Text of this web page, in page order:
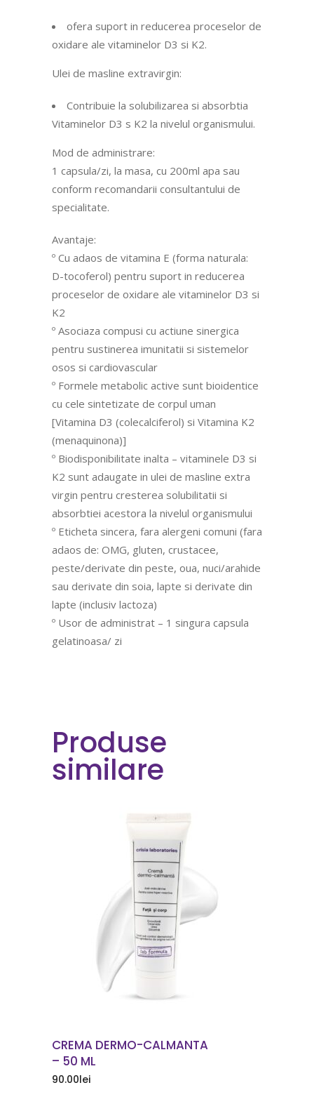
ofera suport in reducerea proceselor de
oxidare ale vitaminelor D3 si K2.
Ulei de masline extravirgin:
Contribuie la solubilizarea si absorbtia
Vitaminelor D3 s K2 la nivelul organismului.
Mod de administrare:
1 capsula/zi, la masa, cu 200ml apa sau
conform recomandarii consultantului de
specialitate.
Avantaje:
º Cu adaos de vitamina E (forma naturala:
D-tocoferol) pentru suport in reducerea
proceselor de oxidare ale vitaminelor D3 si
K2
º Asociaza compusi cu actiune sinergica
pentru sustinerea imunitatii si sistemelor
osos si cardiovascular
º Formele metabolic active sunt bioidentice
cu cele sintetizate de corpul uman
[Vitamina D3 (colecalciferol) si Vitamina K2
(menaquinona)]
º Biodisponibilitate inalta – vitaminele D3 si
K2 sunt adaugate in ulei de masline extra
virgin pentru cresterea solubilitatii si
absorbtiei acestora la nivelul organismului
º Eticheta sincera, fara alergeni comuni (fara
adaos de: OMG, gluten, crustacee,
peste/derivate din peste, oua, nuci/arahide
sau derivate din soia, lapte si derivate din
lapte (inclusiv lactoza)
º Usor de administrat – 1 singura capsula
gelatinoasa/ zi
Produse
similare
COMANDA ACUM
CREMA DERMO-CALMANTA
– 50 ML
90.00lei